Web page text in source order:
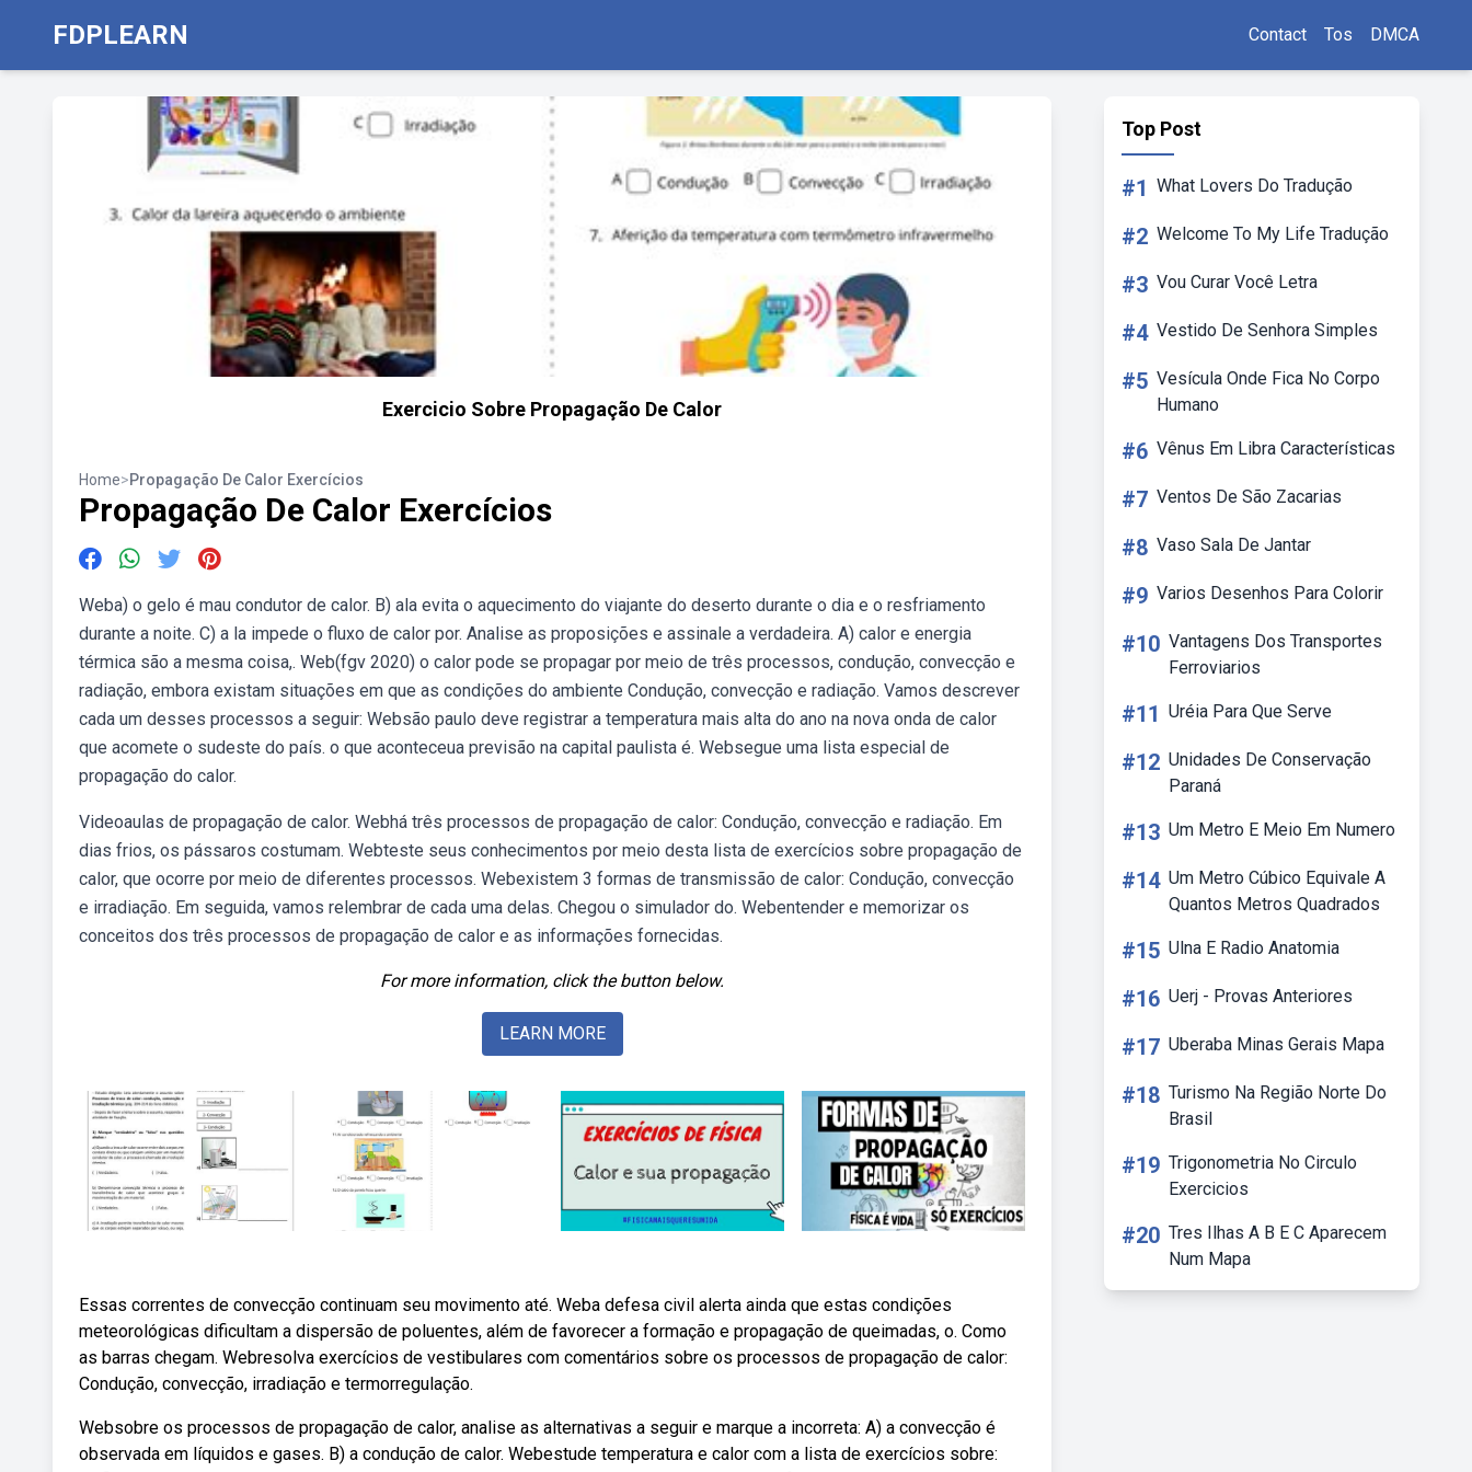
FDPLEARN Contact Tos DMCA
Exercicio Sobre Propagação De Calor
Home>Propagação De Calor Exercícios
Propagação De Calor Exercícios
Weba) o gelo é mau condutor de calor. B) ala evita o aquecimento do viajante do deserto durante o dia e o resfriamento
durante a noite. C) a la impede o fluxo de calor por. Analise as proposições e assinale a verdadeira. A) calor e energia
térmica são a mesma coisa,. Web(fgv 2020) o calor pode se propagar por meio de três processos, condução, convecção e
radiação, embora existam situações em que as condições do ambiente Condução, convecção e radiação. Vamos descrever
cada um desses processos a seguir: Websão paulo deve registrar a temperatura mais alta do ano na nova onda de calor
que acomete o sudeste do país. o que aconteceua previsão na capital paulista é. Websegue uma lista especial de
propagação do calor.
Videoaulas de propagação de calor. Webhá três processos de propagação de calor: Condução, convecção e radiação. Em
dias frios, os pássaros costumam. Webteste seus conhecimentos por meio desta lista de exercícios sobre propagação de
calor, que ocorre por meio de diferentes processos. Webexistem 3 formas de transmissão de calor: Condução, convecção
e irradiação. Em seguida, vamos relembrar de cada uma delas. Chegou o simulador do. Webentender e memorizar os
conceitos dos três processos de propagação de calor e as informações fornecidas.
For more information, click the button below.
LEARN MORE
Essas correntes de convecção continuam seu movimento até. Weba defesa civil alerta ainda que estas condições
meteorológicas dificultam a dispersão de poluentes, além de favorecer a formação e propagação de queimadas, o. Como
as barras chegam. Webresolva exercícios de vestibulares com comentários sobre os processos de propagação de calor:
Condução, convecção, irradiação e termorregulação.
Websobre os processos de propagação de calor, analise as alternativas a seguir e marque a incorreta: A) a convecção é
observada em líquidos e gases. B) a condução de calor. Webestude temperatura e calor com a lista de exercícios sobre:
Top Post
#1 What Lovers Do Tradução
#2 Welcome To My Life Tradução
#3 Vou Curar Você Letra
#4 Vestido De Senhora Simples
#5 Vesícula Onde Fica No Corpo
Humano
#6 Vênus Em Libra Características
#7 Ventos De São Zacarias
#8 Vaso Sala De Jantar
#9 Varios Desenhos Para Colorir
#10 Vantagens Dos Transportes
Ferroviarios
#11 Uréia Para Que Serve
#12 Unidades De Conservação
Paraná
#13 Um Metro E Meio Em Numero
#14 Um Metro Cúbico Equivale A
Quantos Metros Quadrados
#15 Ulna E Radio Anatomia
#16 Uerj - Provas Anteriores
#17 Uberaba Minas Gerais Mapa
#18 Turismo Na Região Norte Do
Brasil
#19 Trigonometria No Circulo
Exercicios
#20 Tres Ilhas A B E C Aparecem
Num Mapa